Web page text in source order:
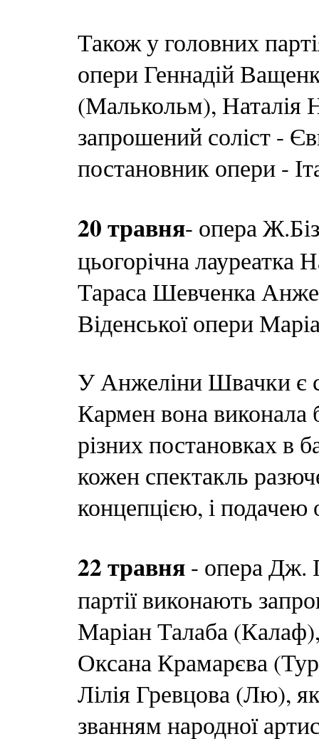
Також у головних
опери Геннадій
(Малькольм), Наталія
запрошений соліст -
постановник опери -
20 травня- опера
цьогорічна лауреатка
Тараса Шевченка
Віденської опери
У Анжеліни Швачки є
Кармен вона виконала
різних постановках в
кожен спектакль
концепцією, і подачею
22 травня - опера Дж.
партії виконають
Маріан Талаба
Оксана Крамарєва
Лілія Гревцова (Лю),
званням народної